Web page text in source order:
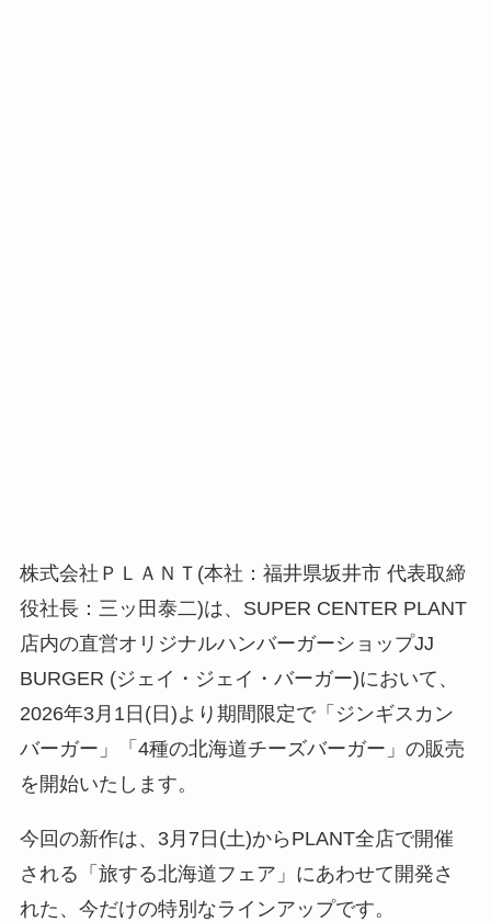
株式会社ＰＬＡＮＴ(本社：福井県坂井市 代表取締
役社長：三ッ田泰二)は、SUPER CENTER PLANT
店内の直営オリジナルハンバーガーショップJJ
BURGER (ジェイ・ジェイ・バーガー)において、
2026年3月1日(日)より期間限定で「ジンギスカン
バーガー」「4種の北海道チーズバーガー」の販売
を開始いたします。
今回の新作は、3月7日(土)からPLANT全店で開催
される「旅する北海道フェア」にあわせて開発さ
れた、今だけの特別なラインアップです。